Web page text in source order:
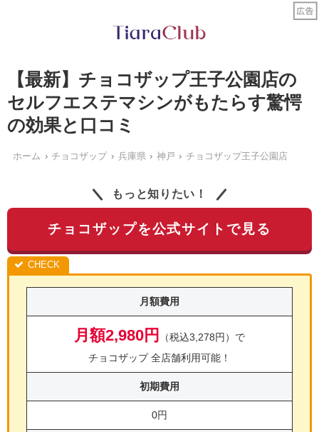
【最新】チョコザップ王子公園店の
セルフエステマシンがもたらす驚愕
の効果と口コミ
ホーム チョコザップ 兵庫県 神戸 チョコザップ王子公園店
もっと知りたい！
チョコザップを公式サイトで見る
月額費用
月額2,980円
（税込3,278円）で
チョコザップ 全店舗利用可能！
初期費用
0円